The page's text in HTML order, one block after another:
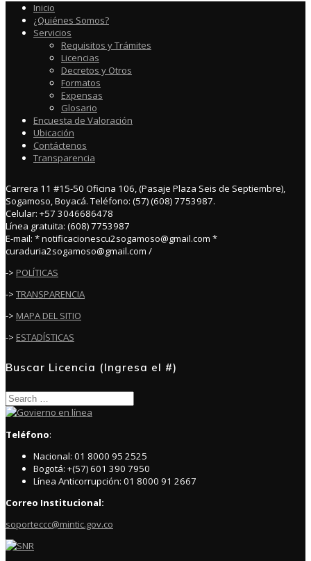
Inicio
¿Quiénes Somos?
Servicios
Requisitos y Trámites
Licencias
Decretos y Otros
Formatos
Expensas
Glosario
Encuesta de Valoración
Ubicación
Contáctenos
Transparencia
Carrera 11 #15-50 Oficina 106, (Pasaje Plaza Seis de Septiembre),
Sogamoso, Boyacá. Teléfono: (57) (608) 7753987.
Celular: +57 3046686478
Línea gratuita: (608) 7753987
E-mail: * notificacionescu2sogamoso@gmail.com *
curaduria2sogamoso@gmail.com /
-> POLÍTICAS
-> TRANSPARENCIA
-> MAPA DEL SITIO
-> ESTADÍSTICAS
Buscar Licencia (Ingresa el #)
Search
for:
Teléfono:
Nacional: 01 8000 95 2525
Bogotá: +(57) 601 390 7950
Línea Anticorrupción: 01 8000 91 2667
Correo Institucional:
soporteccc@mintic.gov.co